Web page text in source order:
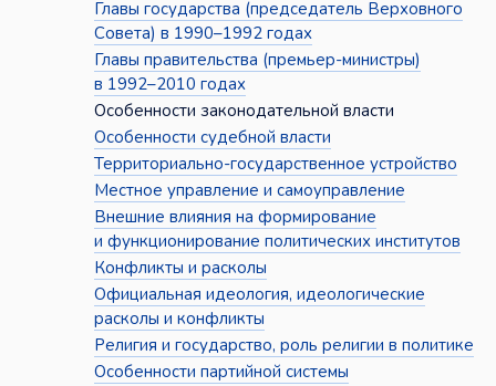
Главы государства (председатель Верховного
Совета) в 1990–1992 годах
Главы правительства (премьер-министры)
в 1992–2010 годах
Особенности законодательной власти
Особенности судебной власти
Территориально-государственное устройство
Местное управление и самоуправление
Внешние влияния на формирование
и функционирование политических институтов
Конфликты и расколы
Официальная идеология, идеологические
расколы и конфликты
Религия и государство, роль религии в политике
Особенности партийной системы